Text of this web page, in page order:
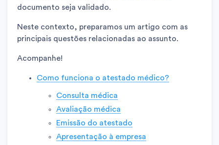
documento seja validado.
Neste contexto, preparamos um artigo com as
principais questões relacionadas ao assunto.
Acompanhe!
Como funciona o atestado médico?
Consulta médica
Avaliação médica
Emissão do atestado
Apresentação à empresa